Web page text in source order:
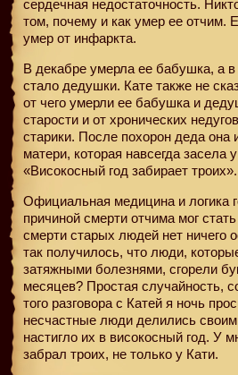
сердечная недостаточность.
том, почему и как умер ее отчим.
умер от инфаркта.
В декабре умерла ее бабушка, а
стало дедушки. Кате также не
от чего умерли ее бабушка и
старости и от хронических
старики. После похорон деда
матери, которая навсегда засела
«Високосный год забирает троих».
Официальная медицина и логика
причиной смерти отчима мог
смерти старых людей нет ничего
так получилось, что люди,
затяжными болезнями, сгорели
месяцев? Простая случайность,
того разговора с Катей я ночь
несчастные люди делились своим
настигло их в високосный год. У
забрал троих, не только у Кати.